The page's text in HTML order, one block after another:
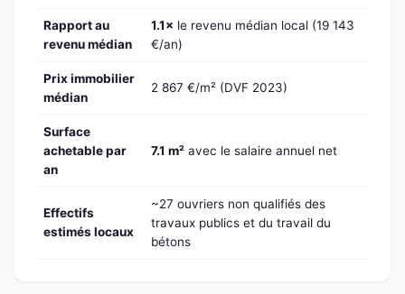
Rapport au
revenu médian
1.1× le revenu médian local (19 143
€/an)
Prix immobilier
médian
2 867 €/m² (DVF 2023)
Surface
achetable par
an
7.1 m² avec le salaire annuel net
Effectifs
estimés locaux
~27 ouvriers non qualifiés des
travaux publics et du travail du
bétons